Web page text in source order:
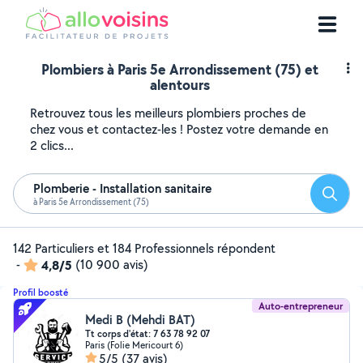
Plombiers à Paris 5e Arrondissement (75) et
alentours
Retrouvez tous les meilleurs plombiers proches de
chez vous et contactez-les ! Postez votre demande en
2 clics...
Plomberie - Installation sanitaire
à Paris 5e Arrondissement (75)
142 Particuliers et 184 Professionnels répondent
-
4,8/5 (10 900 avis)
Profil boosté
Auto-entrepreneur
Medi B (Mehdi BAT)
Tt corps d'état: 7 63 78 92 07
Paris (Folie Mericourt 6)
5/5 (37 avis)